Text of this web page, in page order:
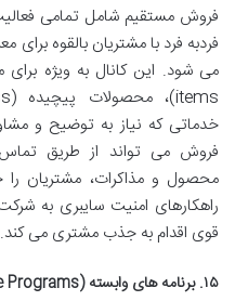
فروش مستقیم شامل تمامی
فردبه فرد با مشتریان بالقوه
خدماتی که نیاز به توضیح و
فروش می تواند از طریق
محصول و مذاکرات، مشتریان را
راهکارهای امنیت سایبری به
قوی اقدام به جذب مشتری می کند.
۱۵. برنامه های وابسته (Affiliate Programs)